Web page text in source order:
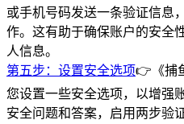
或手机号码发送一条验证信息
作。这有助于确保账户的安全
人信息。
第五步：设置安全选项👉《捕
您设置一些安全选项，以增强
安全问题和答案，启用两步验